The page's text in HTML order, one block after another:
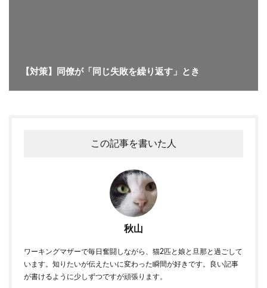
【対策】同僚が「同じ失敗を繰り返す」とき
この記事を書いた人
秋山
ワーキングマザーで毎日奮闘しながら、猫2匹と娘と旦那と過ごして
います。知りたいが伝えたいに変わった瞬間が好きです。良い記事
が書けるように少しずつですが頑張ります。